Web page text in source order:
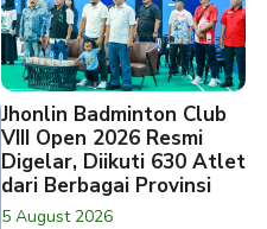
Jhonlin Badminton Club
VIII Open 2026 Resmi
Digelar, Diikuti 630 Atlet
dari Berbagai Provinsi
5 August 2026